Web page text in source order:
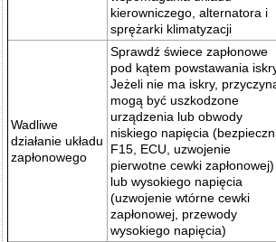
kierowniczego, alternatora i
sprężarki klimatyzacji
Wadliwe
działanie układu
zapłonowego
Sprawdź świece zapłonowe
pod kątem powstawania
Jeżeli nie ma iskry,
mogą być uszkodzone
urządzenia lub obwody
niskiego napięcia
F15, ECU, uzwojenie
pierwotne cewki zapłonowej)
lub wysokiego napięcia
(uzwojenie wtórne cewki
zapłonowej, przewody
wysokiego napięcia)